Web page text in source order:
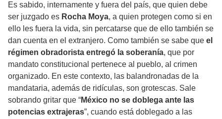
Es sabido, internamente y fuera del país, que quien debe
ser juzgado es Rocha Moya, a quien protegen como si en
ello les fuera la vida, sin percatarse que de ello también se
dan cuenta en el extranjero. Como también se sabe que el
régimen obradorista entregó la soberanía, que por
mandato constitucional pertenece al pueblo, al crimen
organizado. En este contexto, las balandronadas de la
mandataria, además de ridículas, son grotescas. Sale
sobrando gritar que “México no se doblega ante las
potencias extrajeras”, cuando está doblegado a las